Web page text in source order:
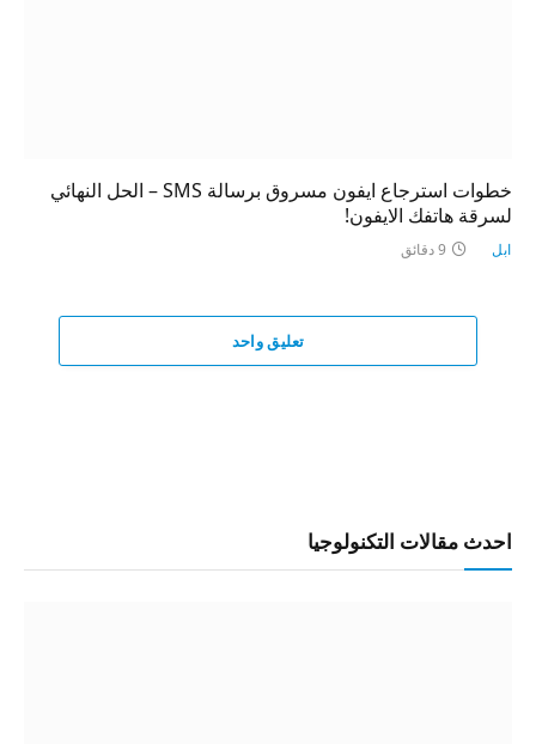
خطوات استرجاع ايفون مسروق برسالة SMS – الحل النهائي
لسرقة هاتفك الايفون!
ابل 9 دقائق
تعليق واحد
احدث مقالات التكنولوجيا